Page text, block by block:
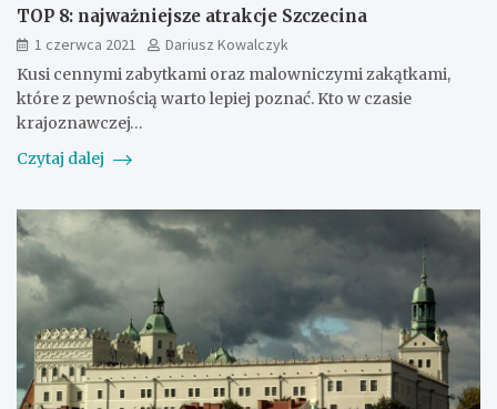
TOP 8: najważniejsze atrakcje Szczecina
1 czerwca 2021
Dariusz Kowalczyk
Kusi cennymi zabytkami oraz malowniczymi zakątkami,
które z pewnością warto lepiej poznać. Kto w czasie
krajoznawczej…
Czytaj dalej